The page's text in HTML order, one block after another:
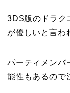
3DS版のドラク
が優しいと言わ
パーティメンバ
能性もあるので